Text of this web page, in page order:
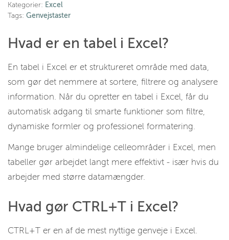
Kategorier: Excel
Tags: Genvejstaster
Hvad er en tabel i Excel?
En tabel i Excel er et struktureret område med data,
som gør det nemmere at sortere, filtrere og analysere
information. Når du opretter en tabel i Excel, får du
automatisk adgang til smarte funktioner som filtre,
dynamiske formler og professionel formatering.
Mange bruger almindelige celleområder i Excel, men
tabeller gør arbejdet langt mere effektivt - især hvis du
arbejder med større datamængder.
Hvad gør CTRL+T i Excel?
CTRL+T er en af de mest nyttige genveje i Excel.